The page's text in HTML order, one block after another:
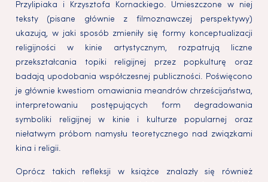
Przylipiaka i Krzysztofa Kornackiego. Umieszczone w niej
teksty (pisane głównie z filmoznawczej perspektywy)
ukazują, w jaki sposób zmieniły się formy konceptualizacji
religijności w kinie artystycznym, rozpatrują liczne
przekształcania topiki religijnej przez popkulturę oraz
badają upodobania współczesnej publiczności. Poświęcono
je głównie kwestiom omawiania meandrów chrześcijaństwa,
interpretowaniu postępujących form degradowania
symboliki religijnej w kinie i kulturze popularnej oraz
niełatwym próbom namysłu teoretycznego nad związkami
kina i religii.
Oprócz takich refleksji w książce znalazły się również